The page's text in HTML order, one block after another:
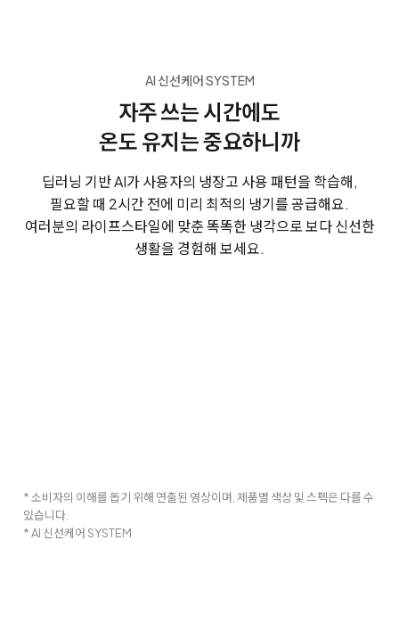
AI 신선케어 SYSTEM
자주 쓰는 시간에도
온도 유지는 중요하니까
딥러닝 기반 AI가 사용자의 냉장고 사용 패턴을 학습해,
필요할 때 2시간 전에 미리 최적의 냉기를 공급해요.
여러분의 라이프스타일에 맞춘 똑똑한 냉각으로 보다 신선한
생활을 경험해 보세요.
* 소비자의 이해를 돕기 위해 연출된 영상이며, 제품별 색상 및 스펙은 다를 수
있습니다.
* AI 신선케어 SYSTEM